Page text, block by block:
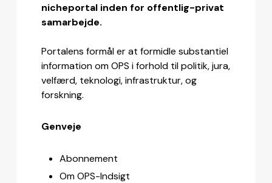
nicheportal inden for offentlig-privat
samarbejde.
Portalens formål er at formidle substantiel
information om OPS i forhold til politik, jura,
velfærd, teknologi, infrastruktur, og
forskning.
Genveje
Abonnement
Om OPS-Indsigt